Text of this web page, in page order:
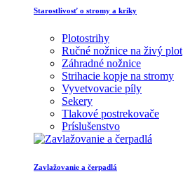
Starostlivosť o stromy a kríky
Plotostrihy
Ručné nožnice na živý plot
Záhradné nožnice
Strihacie kopje na stromy
Vyvetvovacie píly
Sekery
Tlakové postrekovače
Príslušenstvo
Zavlažovanie a čerpadlá